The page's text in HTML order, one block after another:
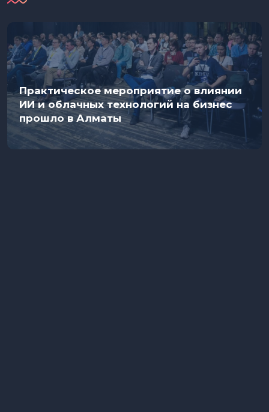
Практическое мероприятие о влиянии
ИИ и облачных технологий на бизнес
прошло в Алматы